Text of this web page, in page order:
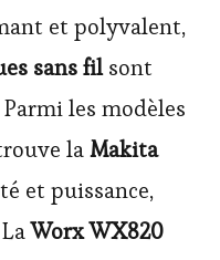
et polyvalent,
sans filsont
les modèles
laMakita
et puissance,
Worx WX820